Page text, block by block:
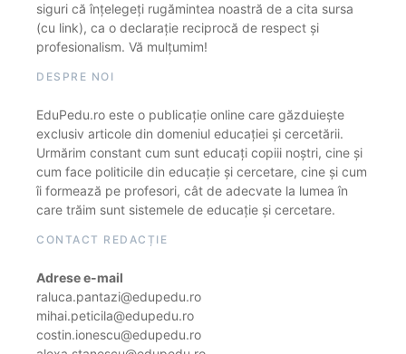
siguri că înțelegeți rugămintea noastră de a cita sursa
(cu link), ca o declarație reciprocă de respect și
profesionalism. Vă mulțumim!
DESPRE NOI
EduPedu.ro este o publicație online care găzduiește
exclusiv articole din domeniul educației și cercetării.
Urmărim constant cum sunt educați copiii noștri, cine și
cum face politicile din educație și cercetare, cine și cum
îi formează pe profesori, cât de adecvate la lumea în
care trăim sunt sistemele de educație și cercetare.
CONTACT REDACȚIE
Adrese e-mail
raluca.pantazi@edupedu.ro
mihai.peticila@edupedu.ro
costin.ionescu@edupedu.ro